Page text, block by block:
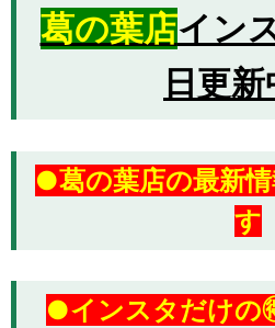
葛の葉店イン
日更新
●葛の葉店の最新
す
●インスタだけの